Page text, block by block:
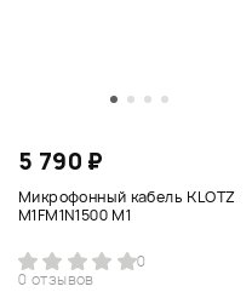
5 790 ₽
Микрофонный кабель KLOTZ
M1FM1N1500 M1
0
0 отзывов